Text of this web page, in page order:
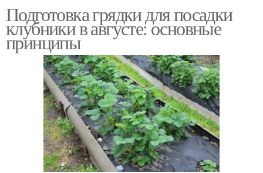
Подготовка грядки для посадки
клубники в августе: основные
принципы